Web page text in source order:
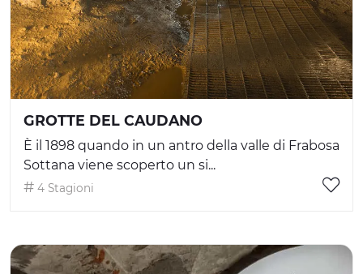
GROTTE DEL CAUDANO
È il 1898 quando in un antro della valle di Frabosa
Sottana viene scoperto un si...
4 Stagioni